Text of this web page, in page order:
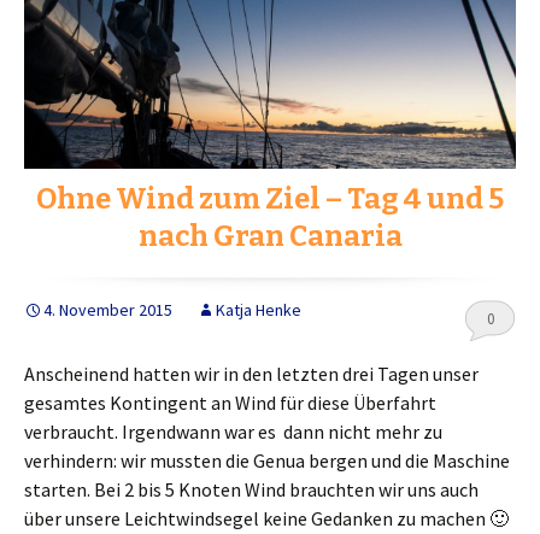
Ohne Wind zum Ziel – Tag 4 und 5
nach Gran Canaria
4. November 2015 Katja Henke 0
Anscheinend hatten wir in den letzten drei Tagen unser
gesamtes Kontingent an Wind für diese Überfahrt
verbraucht. Irgendwann war es dann nicht mehr zu
verhindern: wir mussten die Genua bergen und die Maschine
starten. Bei 2 bis 5 Knoten Wind brauchten wir uns auch
über unsere Leichtwindsegel keine Gedanken zu machen 🙂